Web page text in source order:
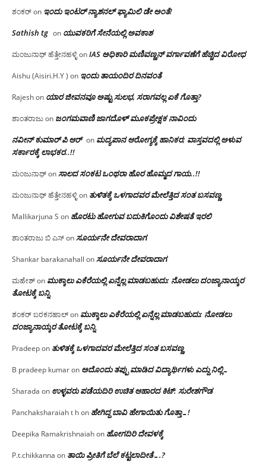
ಶಂಕರ್on ಇಂದು ಇಂಟರ್ ನ್ಯಾಶನಲ್ ಫ್ಯಾಮಿಲಿ ಡೇ ಅಂತೆ!
Sathish tg on ಯುವಕರಿಗೆ ಸೇನೆಯಲ್ಲಿ ಅವಕಾಶ
ಮಂಜುನಾಥ್ ಹೆತ್ತೇನಹಳ್ಳಿonIAS ಅಧಿಕಾರಿ ಮಣಿವಣ್ಣನ್ ವರ್ಗಾವಣೆಗೆ ಹೆಚ್ಚಿದ‌ ವಿರೋಧ
Aishu (Aisiri.H.Y ) on ಇಂದು ತಾಯಂದಿರ ದಿನವಂತೆ
Rajeshon ಯಾರ ಜೀವನವೂ ಅಷ್ಟು ಸುಲಭ, ಸರಾಗವಲ್ಲ ಏಕೆ ಗೊತ್ತಾ?
ಶಾಂತರಾಜುon ಜಂಗಮವಾಣಿ ಜಾಗದೊಳ್ ಮೂಕಪ್ರೇಕ್ಷಕ ನಾವಿಂದು
ನವೀನ್ ಕುಮಾರ್ ಪಿ ಆರ್ on ಮದ್ಯಪಾನ ಆರೋಗ್ಯಕ್ಕೆ ಹಾನಿಕರ; ವಾಸ್ತವದಲ್ಲಿ ಅಳುವ
ಸರ್ಕಾರಕ್ಕೆ ಲಾಭಕರ..!!
ಮಂಜುನಾಥ್onಸಾಲದ ಸಂಕಟ ಒಂಥರಾ ಹೊರ ಹೊಮ್ಮದ ಗಾಯ..!!
ಮಂಜುನಾಥ್ ಹೆತ್ತೇನಹಳ್ಳಿon ತುಳಿತಕ್ಕೆ ಒಳಗಾದವರ ಮೇಲೆತ್ತಿದ ಸಂತ ಬಸವಣ್ಣ
Mallikarjuna S on ಹೊರಟು ಹೋಗುವ ಬದುಕಿಗೊಂದು ವಿಶೇಷತೆ ಇರಲಿ
ಶಾಂತರಾಜು ಬಿ ಎಸ್onಸೂರ್ಯನೇ ದೇವರಾದಾಗ
Shankar barakanahall onಸೂರ್ಯನೇ ದೇವರಾದಾಗ
ಮಹೇಶ್on ಮುಕ್ಕಾಲು ಎಕೆರೆಯಲ್ಲಿ ಏನ್ನೆಲ್ಲ‌ ಮಾಡಬಹುದು: ನೋಡಲು ದಂಜ್ಯಾನಾಯ್ಕರ
ತೋಟಕ್ಕೆ ಬನ್ನಿ
ಶಂಕರ್ ಬರಕನಹಾಲ್on ಮುಕ್ಕಾಲು ಎಕೆರೆಯಲ್ಲಿ ಏನ್ನೆಲ್ಲ‌ ಮಾಡಬಹುದು: ನೋಡಲು
ದಂಜ್ಯಾನಾಯ್ಕರ ತೋಟಕ್ಕೆ ಬನ್ನಿ
Pradeepon ತುಳಿತಕ್ಕೆ ಒಳಗಾದವರ ಮೇಲೆತ್ತಿದ ಸಂತ ಬಸವಣ್ಣ
B pradeep kumaron ಅದೊಂದು ತಪ್ಪು ಮಾಡಿದ ವಿದ್ಯಾರ್ಥಿಗಳು ಎದ್ದು ನಿಲ್ಲಿ…
Sharada on ಉಳ್ಳವರು ಪಡೆಯದಿರಿ ಉಚಿತ ಆಹಾರದ ಕಿಟ್: ಸುರೇಶಗೌಡ
Panchaksharaiah t hon ಹೇಗಿದ್ದ ಬಾವಿ ಹೇಗಾಯಿತು ಗೊತ್ತಾ…!
Deepika Ramakrishnaiahon ಹೋಗದಿರಿ ದೇವಳಕ್ಕೆ
P.t.chikkanna on ತಾಯಿ ಪ್ರೀತಿಗೆ ಬೆಲೆ ಕಟ್ಟಲಾದೀತೆ….?